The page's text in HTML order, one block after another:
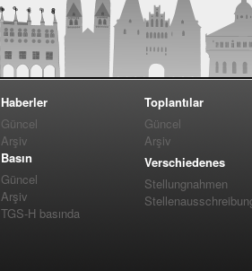
Haberler
Güncel
Arşiv
Basın
Güncel
Arşiv
TGS-H basında
Toplantılar
Güncel
Arşiv
Verschiedenes
Stellungnahmen